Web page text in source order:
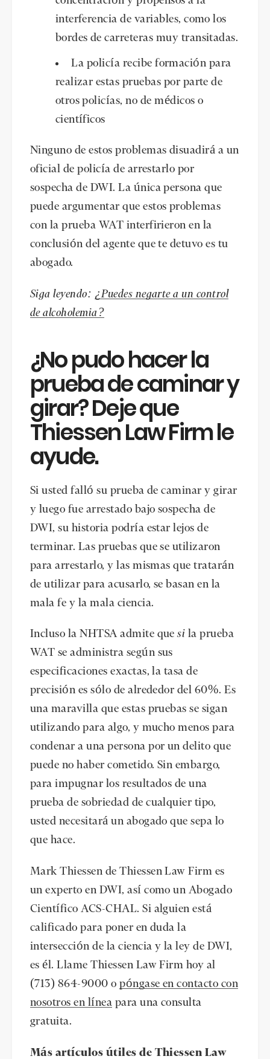
interferencia de variables, como los
bordes de carreteras muy transitadas.
La policía recibe formación para
realizar estas pruebas por parte de
otros policías, no de médicos o
científicos
Ninguno de estos problemas disuadirá a un
oficial de policía de arrestarlo por
sospecha de DWI. La única persona que
puede argumentar que estos problemas
con la prueba WAT interfirieron en la
conclusión del agente que te detuvo es tu
abogado.
Siga leyendo: ¿Puedes negarte a un control
de alcoholemia?
¿No pudo hacer la
prueba de caminar y
girar? Deje que
Thiessen Law Firm le
ayude.
Si usted falló su prueba de caminar y girar
y luego fue arrestado bajo sospecha de
DWI, su historia podría estar lejos de
terminar. Las pruebas que se utilizaron
para arrestarlo, y las mismas que tratarán
de utilizar para acusarlo, se basan en la
mala fe y la mala ciencia.
Incluso la NHTSA admite quesi la prueba
WAT se administra según sus
especificaciones exactas, la tasa de
precisión es sólo de alrededor del 60%. Es
una maravilla que estas pruebas se sigan
utilizando para algo, y mucho menos para
condenar a una persona por un delito que
puede no haber cometido. Sin embargo,
para impugnar los resultados de una
prueba de sobriedad de cualquier tipo,
usted necesitará un abogado que sepa lo
que hace.
Mark Thiessen de Thiessen Law Firm es
un experto en DWI, así como un Abogado
Científico ACS-CHAL. Si alguien está
calificado para poner en duda la
intersección de la ciencia y la ley de DWI,
es él. Llame Thiessen Law Firm hoy al
(713) 864-9000 opóngase en contacto con
nosotros en línea para una consulta
gratuita.
Más artículos útiles de Thiessen Law